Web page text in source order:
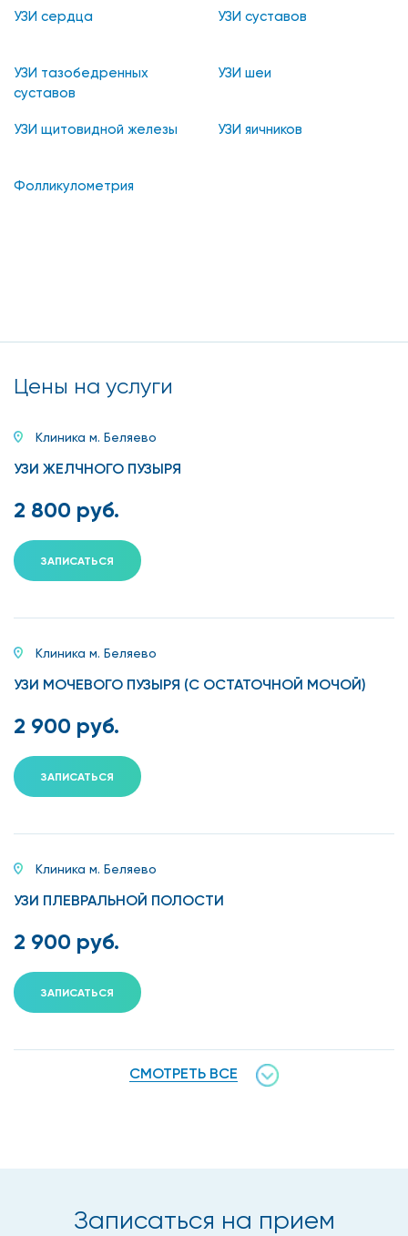
УЗИ сердца УЗИ суставов
УЗИ тазобедренных
суставов
УЗИ шеи
УЗИ щитовидной железы УЗИ яичников
Фолликулометрия
Цены на услуги
Клиника м. Беляево
УЗИ ЖЕЛЧНОГО ПУЗЫРЯ
2 800 руб.
ЗАПИСАТЬСЯ
Клиника м. Беляево
УЗИ МОЧЕВОГО ПУЗЫРЯ (С ОСТАТОЧНОЙ МОЧОЙ)
2 900 руб.
ЗАПИСАТЬСЯ
Клиника м. Беляево
УЗИ ПЛЕВРАЛЬНОЙ ПОЛОСТИ
2 900 руб.
ЗАПИСАТЬСЯ
СМОТРЕТЬ ВСЕ
Записаться на прием